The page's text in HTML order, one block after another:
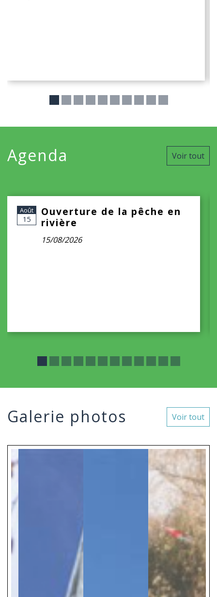
Agenda Voir tout
Août
15
Ouverture de la pêche en
rivière
15/08/2026
Galerie photos Voir tout